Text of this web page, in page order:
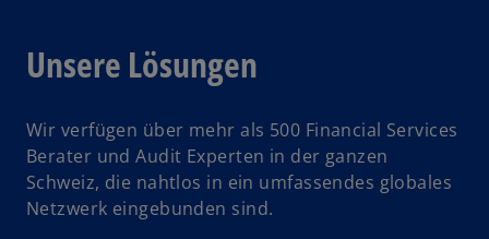
Unsere Lösungen
Wir verfügen über mehr als 500 Financial Services
Berater und Audit Experten in der ganzen
Schweiz, die nahtlos in ein umfassendes globales
Netzwerk eingebunden sind.